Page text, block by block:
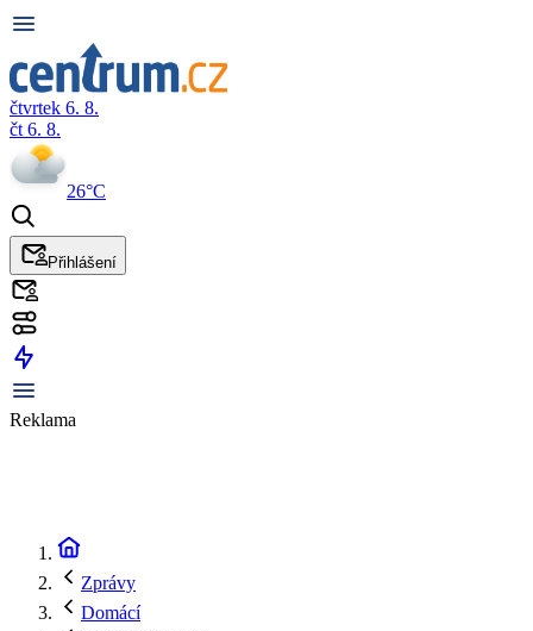
čtvrtek 6. 8.
čt 6. 8.
26°C
Přihlášení
Reklama
Zprávy
Domácí